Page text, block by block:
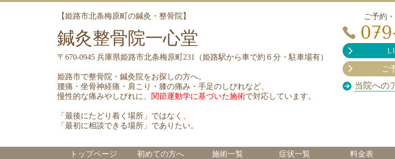
【姫路市北条梅原町の鍼灸・整骨院】
鍼灸整骨院一心堂
〒670-0945 兵庫県姫路市北条梅原町231（姫路駅から車で約６分・駐車場有）
姫路市で整骨院・鍼灸院をお探しの方へ。
腰痛・坐骨神経痛・肩こり・膝の痛み・手足のしびれなど、
慢性的な痛みやしびれに、 関節運動学に基づいた施術で対応しています。
「最後にたどり着く場所」ではなく、
「最初に相談できる場所」でありたい。
ご予約
ご
当院への
トップページ 初めての方へ 施術一覧 症状一覧 料金表